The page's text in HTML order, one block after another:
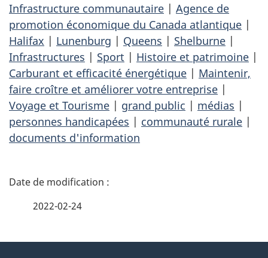
Infrastructure communautaire | Agence de
promotion économique du Canada atlantique |
Halifax | Lunenburg | Queens | Shelburne |
Infrastructures | Sport | Histoire et patrimoine |
Carburant et efficacité énergétique | Maintenir,
faire croître et améliorer votre entreprise |
Voyage et Tourisme | grand public | médias |
personnes handicapées | communauté rurale |
documents d'information
D
2022-02-24